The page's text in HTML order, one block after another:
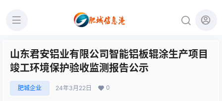
山东君安铝业有限公司智能铝板辊涂生产项目
竣工环境保护验收监测报告公示
肥城企业 24年3月22日 0